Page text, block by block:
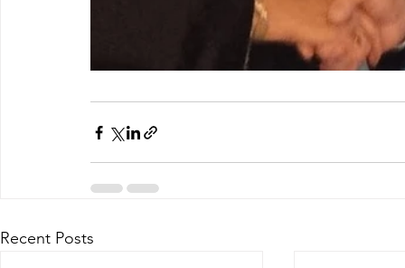
Recent Posts